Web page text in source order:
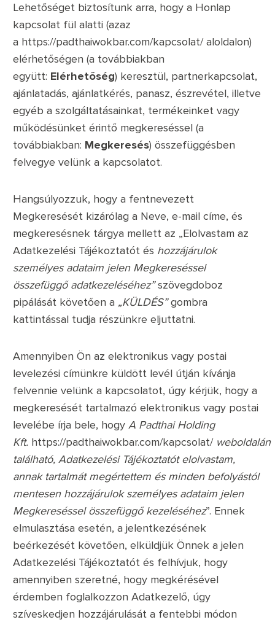
Lehetőséget biztosítunk arra, hogy a Honlap
kapcsolat fül alatti (azaz
a https://padthaiwokbar.com/kapcsolat/aloldalon)
elérhetőségen (a továbbiakban
együtt: Elérhetőség) keresztül, partnerkapcsolat,
ajánlatadás, ajánlatkérés, panasz, észrevétel, illetve
egyéb a szolgáltatásainkat, termékeinket vagy
működésünket érintő megkereséssel (a
továbbiakban: Megkeresés) összefüggésben
felvegye velünk a kapcsolatot.
Hangsúlyozzuk, hogy a fentnevezett
Megkeresését kizárólag a Neve, e-mail címe, és
megkeresésnek tárgya mellett az „Elolvastam az
Adatkezelési Tájékoztatót és hozzájárulok
személyes adataim jelen Megkereséssel
összefüggő adatkezeléséhez”szövegdoboz
pipálását követően a „KÜLDÉS”gombra
kattintással tudja részünkre eljuttatni.
Amennyiben Ön az elektronikus vagy postai
levelezési címünkre küldött levél útján kívánja
felvennie velünk a kapcsolatot, úgy kérjük, hogy a
megkeresését tartalmazó elektronikus vagy postai
levelébe írja bele, hogy A Padthai Holding
Kft. https://padthaiwokbar.com/kapcsolat/ weboldalán
található, Adatkezelési Tájékoztatót elolvastam,
annak tartalmát megértettem és minden befolyástól
mentesen hozzájárulok személyes adataim jelen
Megkereséssel összefüggő kezeléséhez”. Ennek
elmulasztása esetén, a jelentkezésének
beérkezését követően, elküldjük Önnek a jelen
Adatkezelési Tájékoztatót és felhívjuk, hogy
amennyiben szeretné, hogy megkérésével
érdemben foglalkozzon Adatkezelő, úgy
szíveskedjen hozzájárulását a fentebbi módon